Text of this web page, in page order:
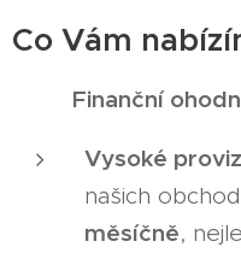
Co Vám
Finanční
Vysoké
našich
měsíčně,